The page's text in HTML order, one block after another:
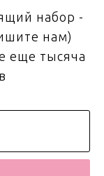
набор -
нам)
еще тысяча